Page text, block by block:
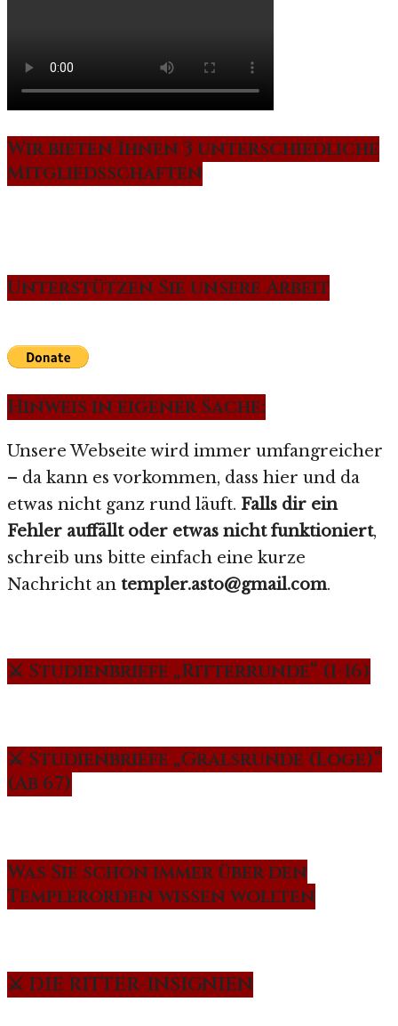
Wir bieten Ihnen 3 unterschiedliche
Mitgliedsschaften
Unterstützen Sie unsere Arbeit
Hinweis in eigener Sache:
Unsere Webseite wird immer umfangreicher
– da kann es vorkommen, dass hier und da
etwas nicht ganz rund läuft. Falls dir ein
Fehler auffällt oder etwas nicht funktioniert,
schreib uns bitte einfach eine kurze
Nachricht an templer.asto@gmail.com.
⚔️ Studienbriefe „Ritterrunde“ (1-16)
⚔️ Studienbriefe „Gralsrunde (Loge)“
(Ab 67)
Was Sie schon immer über den
Templerorden wissen wollten
⚔️ DIE RITTER-INSIGNIEN